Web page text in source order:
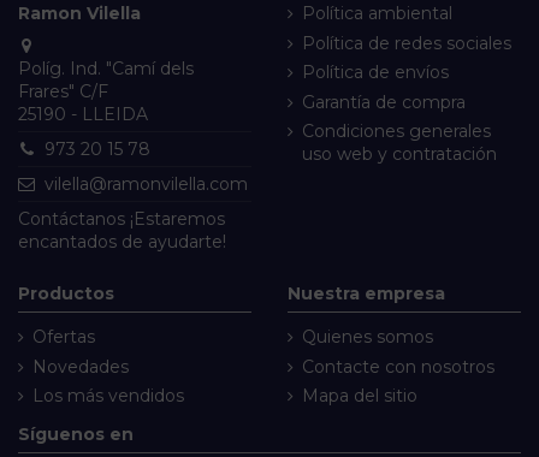
Ramon Vilella
Políg. Ind. "Camí dels
Frares" C/F
25190 - LLEIDA
973 20 15 78
vilella@ramonvilella.com
Contáctanos ¡Estaremos
encantados de ayudarte!
Política ambiental
Política de redes sociales
Política de envíos
Garantía de compra
Condiciones generales
uso web y contratación
Productos
Ofertas
Novedades
Los más vendidos
Nuestra empresa
Quienes somos
Contacte con nosotros
Mapa del sitio
Síguenos en